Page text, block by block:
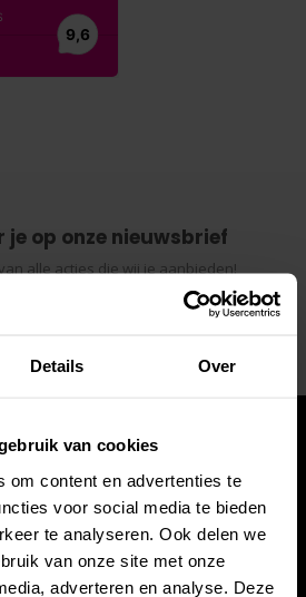
Details Over
van cookies
om content en advertenties te
voor social media te bieden
te analyseren. Ook delen we
van onze site met onze
adverteren en analyse. Deze
je op onze nieuwsbrief
alle acties die wij je aanbieden!
Abonneer